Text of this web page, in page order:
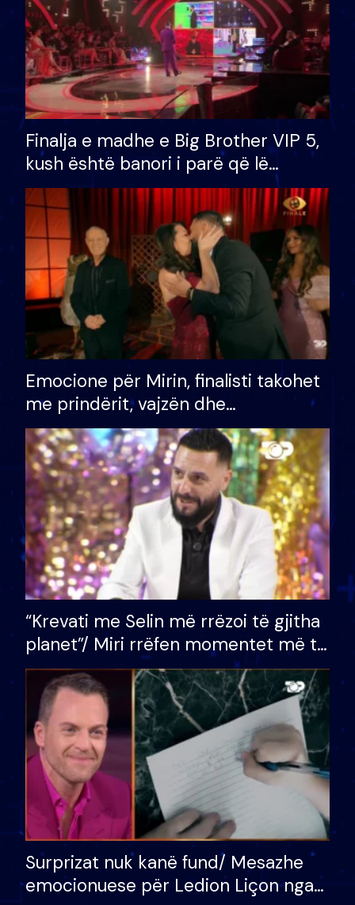
Finalja e madhe e Big Brother VIP 5,
kush është banori i parë që lë
shtëpinë dhe humb mundësinë për
të fituar çmimin e madh
Emocione për Mirin, finalisti takohet
me prindërit, vajzën dhe
bashkëshorten: S’kemi ndonjë letër
divorci apo jo?
“Krevati me Selin më rrëzoi të gjitha
planet”/ Miri rrëfen momentet më të
bukura në shtëpinë e BB VIP: Do më
mungojë zilja e mëngjesit kur…
Surprizat nuk kanë fund/ Mesazhe
emocionuese për Ledion Liçon nga